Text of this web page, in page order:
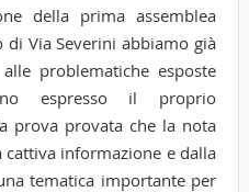
della prima assemblea
Via Severini abbiamo già
problematiche esposte
espresso il proprio
prova provata che la nota
cattiva informazione e dalla
tematica importante per